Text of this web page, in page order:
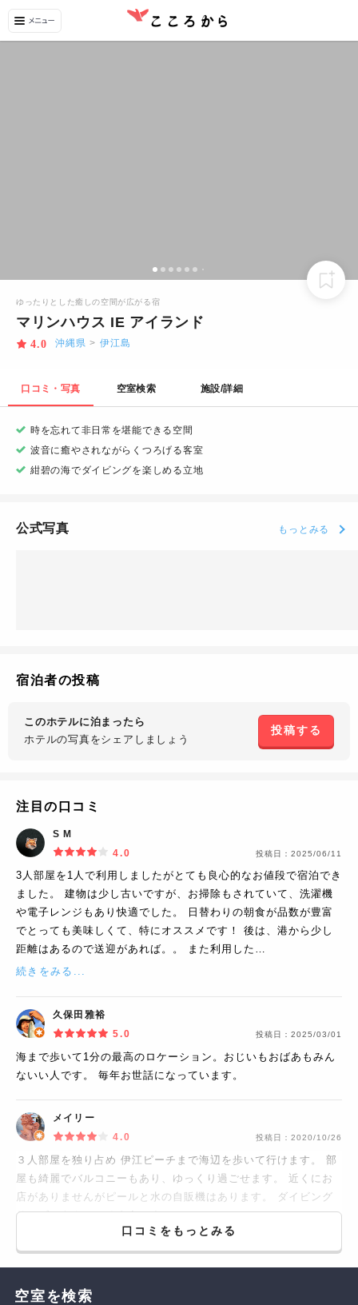
ゆったりとした癒しの空間が広がる宿
マリンハウス IE アイランド
4.0 沖縄県 > 伊江島
口コミ・写真 空室検索 施設/詳細
時を忘れて非日常を堪能できる空間
波音に癒やされながらくつろげる客室
紺碧の海でダイビングを楽しめる立地
公式写真 もっとみる
宿泊者の投稿
このホテルに泊まったら
ホテルの写真をシェアしましょう
投稿する
注目の口コミ
S M
4.0
投稿日： 2025/06/11
3人部屋を1人で利用しましたがとても良心的なお値段で宿泊でき
ました。 建物は少し古いですが、お掃除もされていて、洗濯機
や電子レンジもあり快適でした。 日替わりの朝食が品数が豊富
でとっても美味しくて、特にオススメです！ 後は、港から少し
距離はあるので送迎があれば。。 また利用した…
続きをみる...
久保田雅裕
5.0
投稿日： 2025/03/01
海まで歩いて1分の最高のロケーション。おじいもおばあもみん
ないい人です。 毎年お世話になっています。
メイリー
4.0
投稿日： 2020/10/26
３人部屋を独り占め 伊江ピーチまで海辺を歩いて行けます。 部
屋も綺麗でバルコニーもあり、ゆっくり過ごせます。 近くにお
店がありませんがピールと水の自販機はあります。 ダイビング
サービスもやってるようです。
口コミをもっとみる
空室を検索